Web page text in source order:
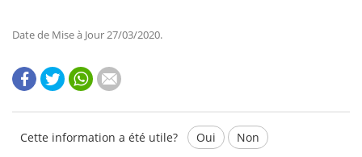
Date de Mise à Jour 27/03/2020.
Cette information a été utile? Oui Non